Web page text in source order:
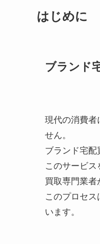
はじめに
ブランド
現代の消費
せん。
ブランド宅配
このサービ
買取専門業者
このプロセ
います。